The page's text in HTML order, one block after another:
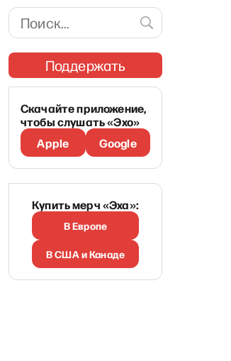
Поддержать
Скачайте приложение,
чтобы слушать «Эхо»
Apple
Google
Купить мерч «Эха»:
В Европе
В США и Канаде